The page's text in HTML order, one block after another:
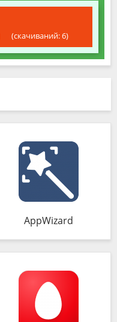
(cкачиваний: 6)
AppWizard